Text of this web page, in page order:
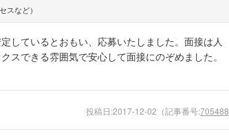
スなど）
しているとおもい、応募いたしました。面接は人
スできる雰囲気で安心して面接にのぞめました。
投稿日:2017-12-02 （記事番号:705488